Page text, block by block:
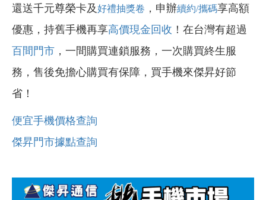
還送千元尊榮卡及好禮抽獎卷 ，申辦續約/攜碼享高額
優惠，持舊手機再享高價現金回收 ！在台灣有超過
百間門市 ，一間購買連鎖服務，一次購買終生服
務，售後免擔心購買有保障，買手機來傑昇好節
省！
便宜手機價格查詢
傑昇門市據點查詢